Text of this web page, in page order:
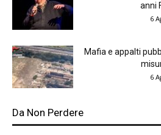
anni
6
Mafia e appalti
6
Da Non Perdere